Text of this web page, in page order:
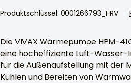
Produktschlüssel: 0001266793_HRV
Die VIVAX Wärmepumpe HPM-
eine hocheffiziente Luft-
für die Außenaufstellung mit der
Kühlen und Bereiten von